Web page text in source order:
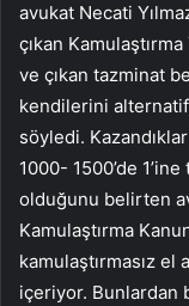
avukat Necati
çıkan
ve çıkan tazminat
kendilerini
söyledi.
1000- 1500’de
olduğunu belirten
Kamulaştırma
kamulaştırmasız
içeriyor. Bunlardan